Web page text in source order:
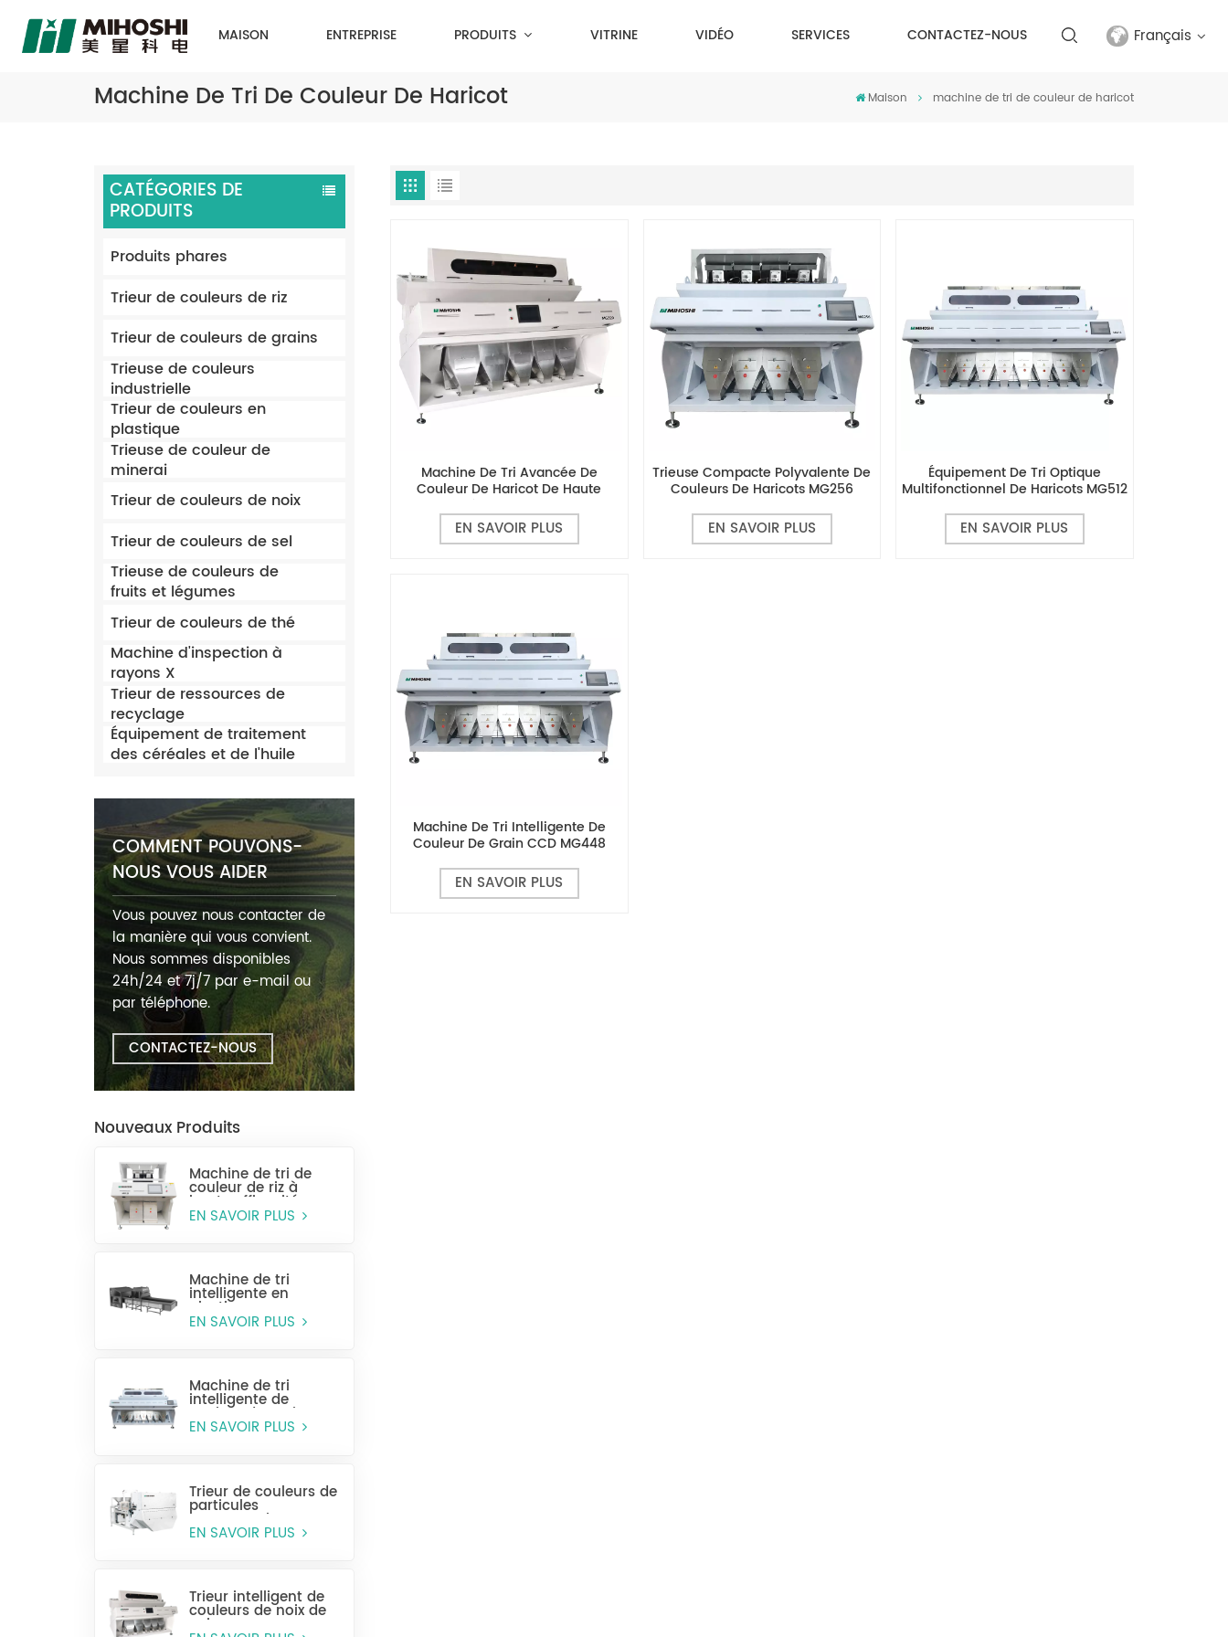
MAISON ENTREPRISE PRODUITS VITRINE VIDÉO SERVICES CONTACTEZ-NOUS Français
العربية
中文
Machine De Tri De Couleur De Haricot Maison machine de tri de couleur de haricot
CATÉGORIES DE
PRODUITS
Produits phares
Trieur de couleurs de riz
Trieur de couleurs de grains
Trieuse de couleurs
industrielle
Trieur de couleurs en
plastique
Trieuse de couleur de
minerai
Trieur de couleurs de noix
Trieur de couleurs de sel
Trieuse de couleurs de
fruits et légumes
Trieur de couleurs de thé
Machine d'inspection à
rayons X
Trieur de ressources de
recyclage
Équipement de traitement
des céréales et de l'huile
COMMENT POUVONS-
NOUS VOUS AIDER
Vous pouvez nous contacter de
la manière qui vous convient.
Nous sommes disponibles
24h/24 et 7j/7 par e-mail ou
par téléphone.
CONTACTEZ-NOUS
Nouveaux Produits
Machine de tri de
couleur de riz à
haute efficacité
MR128
EN SAVOIR PLUS
Machine de tri
intelligente en
plastique pour
bouteilles entières
EN SAVOIR PLUS
Machine de tri
intelligente de
couleur de grain
CCD MG448
EN SAVOIR PLUS
Trieur de couleurs de
particules
monocouche
(sélection humide)
EN SAVOIR PLUS
Trieur intelligent de
couleurs de noix de
cajou
Machine De Tri Avancée De
Couleur De Haricot De Haute
Précision MG320
EN SAVOIR PLUS
Trieuse Compacte Polyvalente De
Couleurs De Haricots MG256
EN SAVOIR PLUS
Équipement De Tri Optique
Multifonctionnel De Haricots MG512
EN SAVOIR PLUS
Machine De Tri Intelligente De
Couleur De Grain CCD MG448
EN SAVOIR PLUS